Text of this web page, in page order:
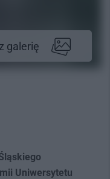
galerię
Uniwersytetu